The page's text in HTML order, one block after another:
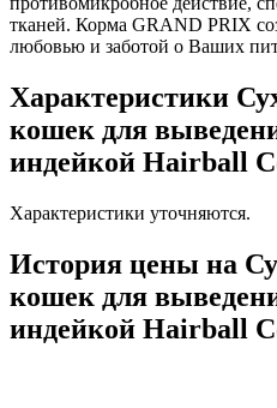
тканей. Корма GRAND PRIX
любовью и заботой о Ваших
Характеристики
кошек для
индейкой Hairball
Характеристики уточняются.
История цены на
кошек для
индейкой Hairball